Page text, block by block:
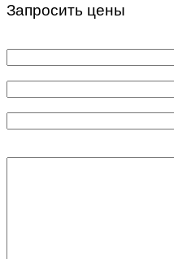
Запросить цены